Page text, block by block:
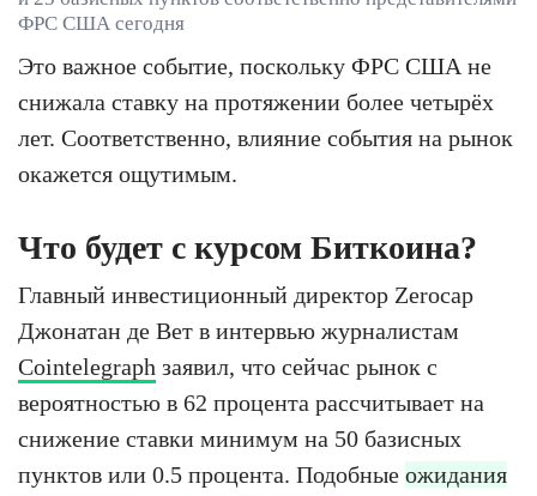
ФРС США сегодня
Это важное событие, поскольку ФРС США не
снижала ставку на протяжении более четырёх
лет. Соответственно, влияние события на рынок
окажется ощутимым.
Что будет с курсом Биткоина?
Главный инвестиционный директор Zerocap
Джонатан де Вет в интервью журналистам
Cointelegraph заявил, что сейчас рынок с
вероятностью в 62 процента рассчитывает на
снижение ставки минимум на 50 базисных
пунктов или 0.5 процента. Подобные ожидания